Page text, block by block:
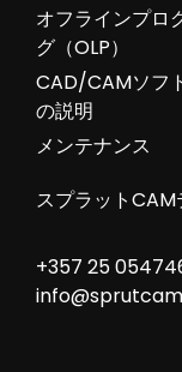
オフラインプロ
グ（OLP）
CAD/CAMソフ
の説明
メンテナンス
スプラット
+357 25